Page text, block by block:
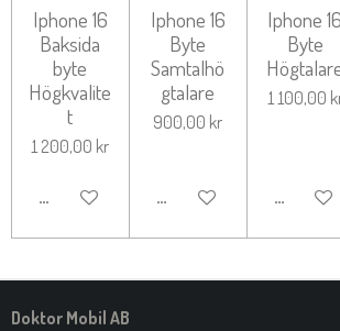
Iphone 16
Baksida
byte
Högkvalite
t
1 200,00 kr
LÄGG TILL I VARUKORG
Iphone 16
Byte
Samtalhö
gtalare
900,00 kr
LÄGG TILL I VARUKORG
Iphone 16
Byte
1 100,00
LÄGG
Doktor Mobil AB